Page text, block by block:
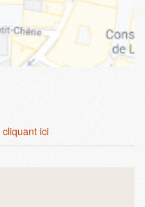
cliquant ici